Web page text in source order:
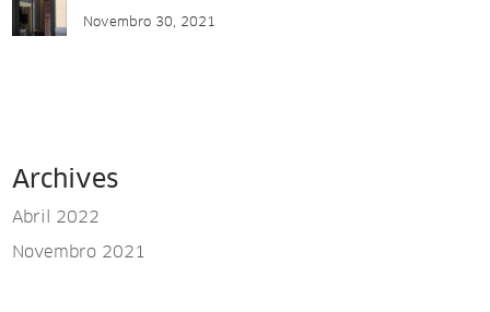
Novembro 30, 2021
Archives
Abril 2022
Novembro 2021